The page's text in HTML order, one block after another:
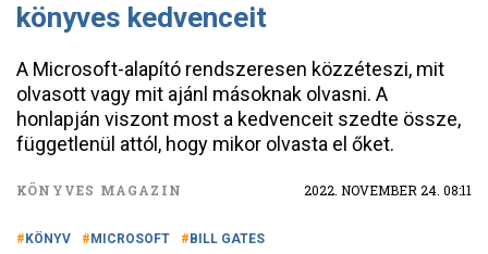
könyves kedvenceit
A Microsoft-alapító rendszeresen közzéteszi, mit
olvasott vagy mit ajánl másoknak olvasni. A
honlapján viszont most a kedvenceit szedte össze,
függetlenül attól, hogy mikor olvasta el őket.
KÖNYVES MAGAZIN 2022. NOVEMBER 24. 08:11
KÖNYV MICROSOFT BILL GATES